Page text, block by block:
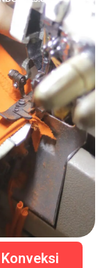
Konveksi